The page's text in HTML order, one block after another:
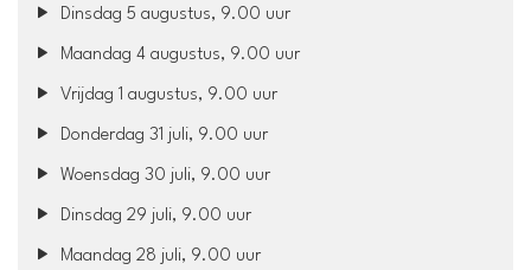
Dinsdag 5 augustus, 9.00 uur
Maandag 4 augustus, 9.00 uur
Vrijdag 1 augustus, 9.00 uur
Donderdag 31 juli, 9.00 uur
Woensdag 30 juli, 9.00 uur
Dinsdag 29 juli, 9.00 uur
Maandag 28 juli, 9.00 uur